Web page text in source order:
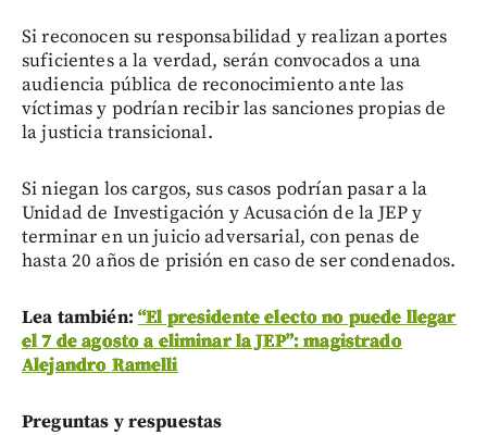
Si reconocen su responsabilidad y realizan aportes
suficientes a la verdad, serán convocados a una
audiencia pública de reconocimiento ante las
víctimas y podrían recibir las sanciones propias de
la justicia transicional.
Si niegan los cargos, sus casos podrían pasar a la
Unidad de Investigación y Acusación de la JEP y
terminar en un juicio adversarial, con penas de
hasta 20 años de prisión en caso de ser condenados.
Lea también: “El presidente electo no puede llegar
el 7 de agosto a eliminar la JEP”: magistrado
Alejandro Ramelli
Preguntas y respuestas